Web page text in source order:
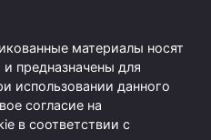
материалы носят
предназначены для
использовании данного
согласие на
в соответствии с